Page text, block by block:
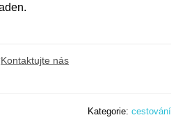
Kontaktujte nás
Kategorie: cestování